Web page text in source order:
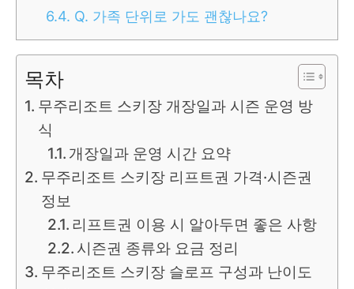
6.4. Q. 가족 단위로 가도 괜찮나요?
목차
무주리조트 스키장 개장일과 시즌 운영 방
식
개장일과 운영 시간 요약
무주리조트 스키장 리프트권 가격·시즌권
정보
리프트권 이용 시 알아두면 좋은 사항
시즌권 종류와 요금 정리
무주리조트 스키장 슬로프 구성과 난이도